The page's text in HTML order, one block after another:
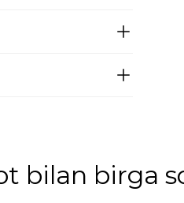
bilan birga